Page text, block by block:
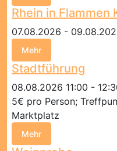
Rhein in Flammen
07.08.2026 -
Mehr
Stadtführung
08.08.2026 11:00 -
5€ pro Person;
Marktplatz
Mehr